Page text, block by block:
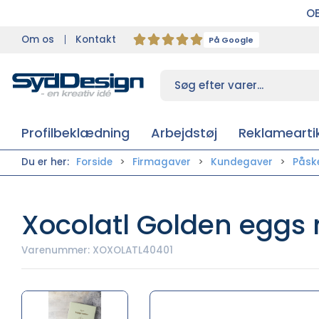
Om os Kontakt På Google
Profilbeklædning Arbejdstøj
Du er her: Forside Firmagaver Kundegaver
Xocolatl Golden
Varenummer: XOXOLATL40401